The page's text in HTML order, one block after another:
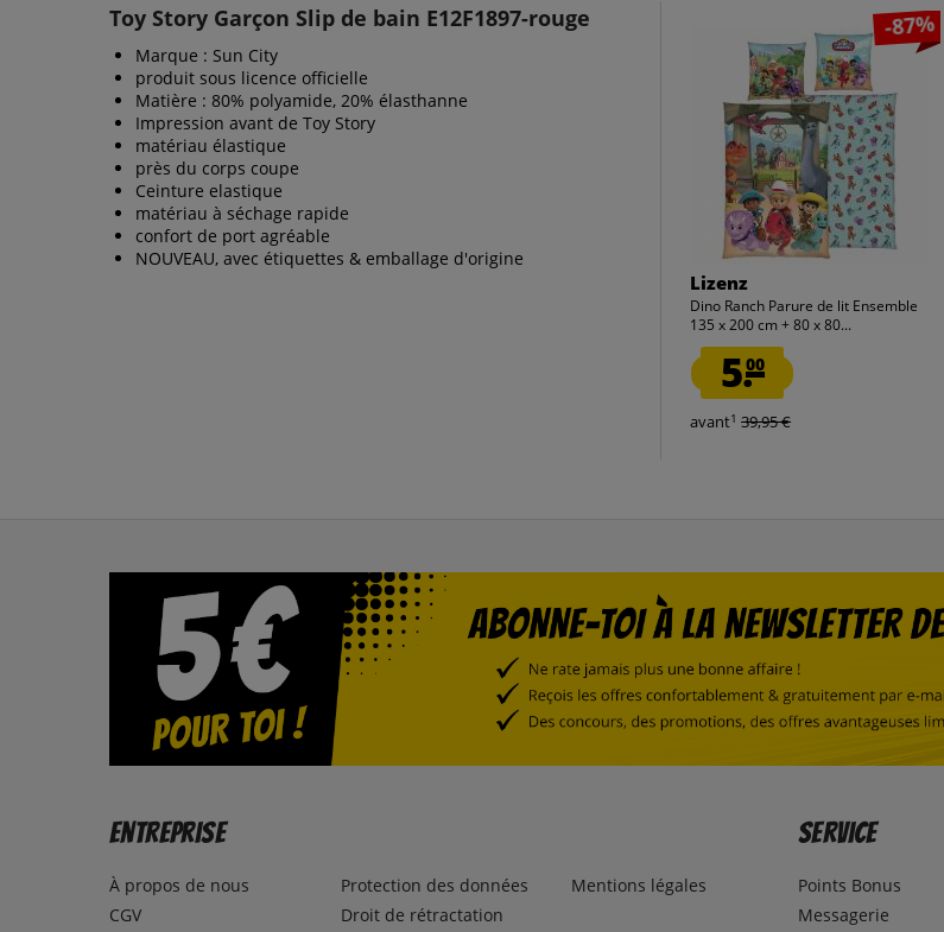
Toy Story Garçon Slip de bain E12F1897-rouge
Marque : Sun City
produit sous licence officielle
Matière : 80% polyamide, 20% élasthanne
Impression avant de Toy Story
matériau élastique
près du corps coupe
Ceinture elastique
matériau à séchage rapide
confort de port agréable
NOUVEAU, avec étiquettes & emballage d'origine
-87%
Lizenz
Dino Ranch Parure de lit Ensemble
135 x 200 cm + 80 x 80...
5.00
avant1 39,95 €
Entreprise
À propos de nous
CGV
Protection des données
Droit de rétractation
Mentions légales
Service
Points Bonus
Messagerie